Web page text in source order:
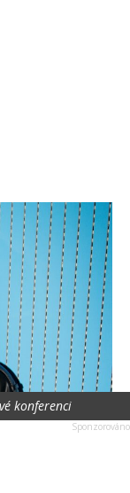
konferenci